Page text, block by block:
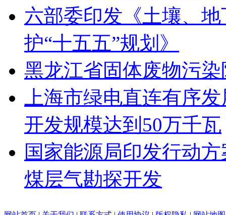
六部委印发《土壤、
护“十五五”规划》
黑龙江省固体废物污
上海市绿电直连有序
开发规模达到50万千瓦
国家能源局印发行动
煤层气勘探开发